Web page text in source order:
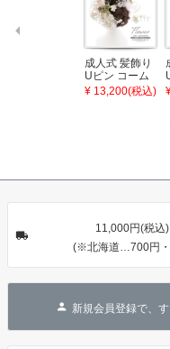
成人式 髪飾り
Uピン コーム
とUピン 4点セ
婚式 着物【メ
¥ 13,200(税込)
11,000円(税込
(※北海道…700円・
新規会員登録で、